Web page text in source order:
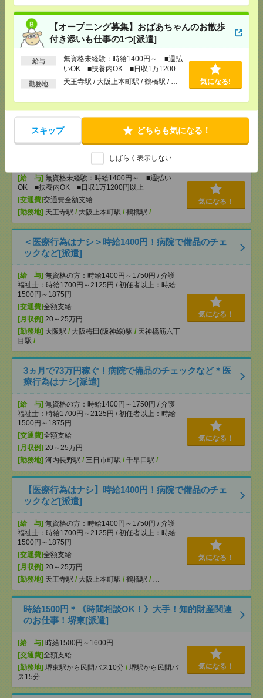
【オープニング募集】おばあちゃんのお散歩
付き添いも仕事の1つ[派遣]
給与
無資格未経験：時給1400円～ ■週払
いOK ■扶養内OK ■日収1万1200円
以上
勤務地 天王寺駅 / 大阪上本町駅 / 鶴橋駅 / … 気になる!
スキップ どちらも気になる！
しばらく表示しない
[交通費]交通費全額支給
[勤務地]天王寺駅/大阪上本町駅/鶴橋駅/…
気になる！
【オープニング募集】おばあちゃんのお散歩付き添
いも仕事の1つ[派遣]
[給 与]無資格未経験：時給1400円～ ■週払い
OK ■扶養内OK ■日収1万1200円以上
[交通費]交通費全額支給
気になる！
説明会参加で全員に【現金2千円相当プレゼント】生
活のお手伝い[派遣]
[給 与] 無資格未経験：時給1400円～ ■週払い
OK ■扶養内OK ■日収1万1200円以上
[交通費]交通費全額支給
[勤務地] 天王寺駅 / 大阪上本町駅 / 鶴橋駅 / …
気になる！
＜医療行為はナシ＞時給1400円！病院で備品のチェ
ックなど[派遣]
[給 与] 無資格の方：時給1400円～1750円 / 介護
福祉士：時給1700円～2125円 / 初任者以上：時給
1500円～1875円
[交通費]全額支給
[月収例] 20～25万円
[勤務地] 大阪駅 / 大阪梅田(阪神線)駅 / 天神橋筋六丁
目駅 / …
気になる！
3ヵ月で73万円稼ぐ！病院で備品のチェックなど＊医
療行為はナシ[派遣]
[給 与] 無資格の方：時給1400円～1750円 / 介護
福祉士：時給1700円～2125円 / 初任者以上：時給
1500円～1875円
[交通費]全額支給
[月収例] 20～25万円
[勤務地] 河内長野駅 / 三日市町駅 / 千早口駅 / …
気になる！
【医療行為はナシ】時給1400円！病院で備品のチェ
ックなど[派遣]
[給 与] 無資格の方：時給1400円～1750円 / 介護
福祉士：時給1700円～2125円 / 初任者以上：時給
1500円～1875円
[交通費]全額支給
[月収例] 20～25万円
[勤務地] 天王寺駅 / 大阪上本町駅 / 鶴橋駅 / …
気になる！
時給1500円＊《時間相談OK！》大手！知的財産関連
のお仕事！堺東[派遣]
[給 与] 時給1500円～1600円
[交通費]全額支給
[勤務地] 堺東駅から民間バス10分 / 堺駅から民間バ
ス15分
気になる！